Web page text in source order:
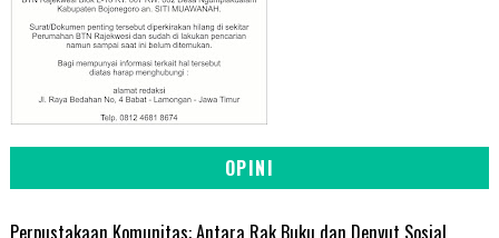
OPINI
Perpustakaan Komunitas: Antara Rak Buku dan Denyut Sosial